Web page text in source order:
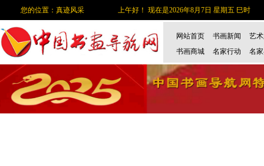
您的位置：真迹风采 上午好！ 现在是2026年8月7日 星期五 巳时
网站首页 书画新闻
艺
书画商城
名家行动 名